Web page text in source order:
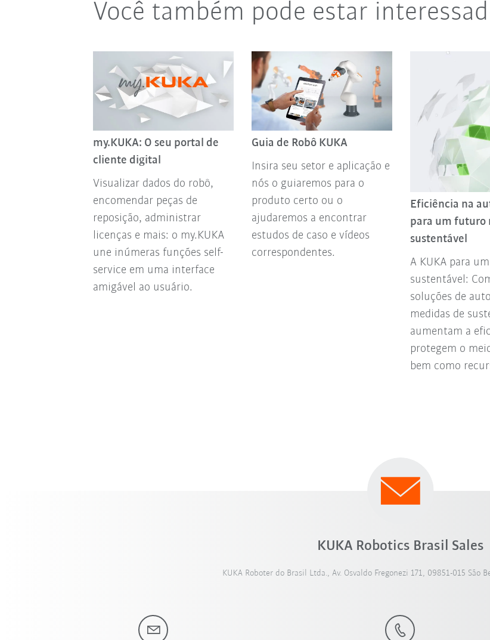
Você também pode estar
my.KUKA: O seu portal de
cliente digital
Visualizar dados do robô,
encomendar peças de
reposição, administrar
licenças e mais: o my.KUKA
une inúmeras funções self-
service em uma interface
amigável ao usuário.
Guia de Robô KUKA
Insira seu setor e aplicação e
nós o guiaremos para o
produto certo ou o
ajudaremos a encontrar
estudos de caso e vídeos
correspondentes.
Eficiência na
para um futuro
sustentável
A KUKA para
sustentável:
soluções de
medidas de
aumentam a
protegem o
bem como
KUKA Robotics Brasil Sales
KUKA Roboter do Brasil Ltda., Av. Osvaldo Fregonezi 171, 09851-015 São